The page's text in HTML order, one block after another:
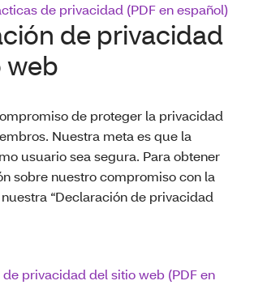
de privacidad (PDF en español)
de privacidad
web
de proteger la privacidad
Nuestra meta es que la
usuario sea segura. Para obtener
sobre nuestro compromiso con la
“Declaración de privacidad
privacidad del sitio web (PDF en